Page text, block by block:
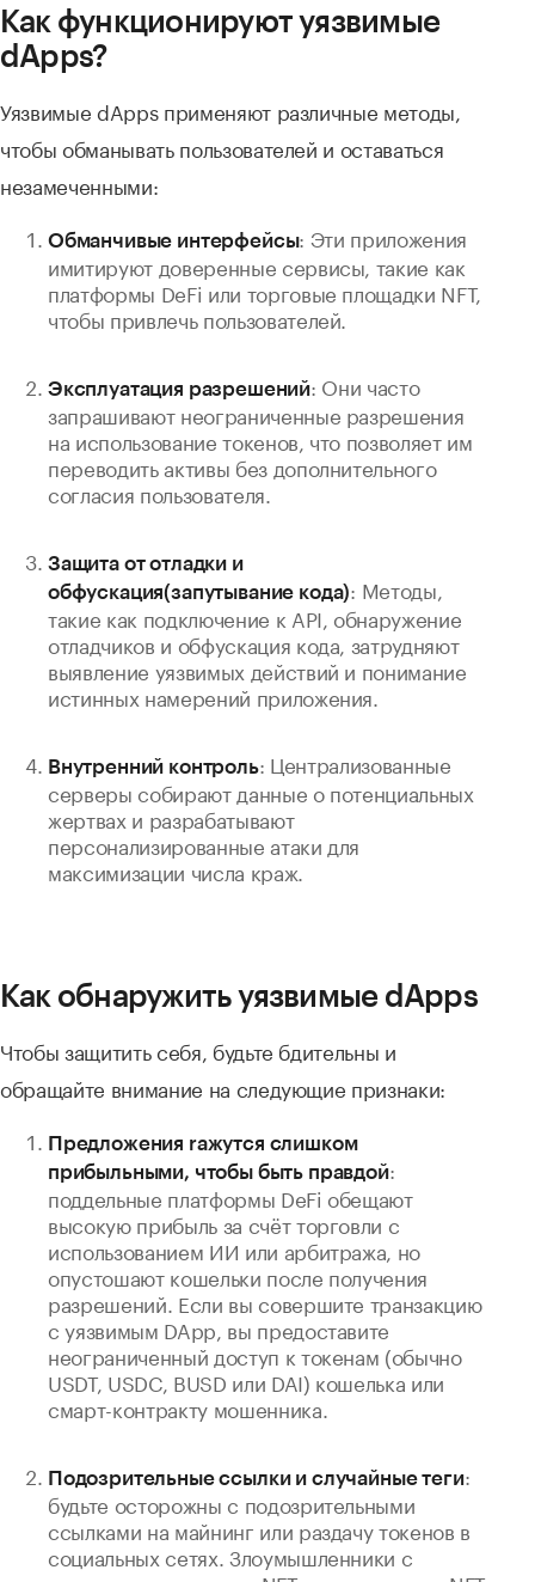
Как функционируют уязвимые
dApps?
Уязвимые dApps применяют различные методы,
чтобы обманывать пользователей и оставаться
незамеченными:
Обманчивые интерфейсы: Эти приложения
имитируют доверенные сервисы, такие как
платформы DeFi или торговые площадки NFT,
чтобы привлечь пользователей.
Эксплуатация разрешений: Они часто
запрашивают неограниченные разрешения
на использование токенов, что позволяет им
переводить активы без дополнительного
согласия пользователя.
Защита от отладки и
обфускация(запутывание кода): Методы,
такие как подключение к API, обнаружение
отладчиков и обфускация кода, затрудняют
выявление уязвимых действий и понимание
истинных намерений приложения.
Внутренний контроль: Централизованные
серверы собирают данные о потенциальных
жертвах и разрабатывают
персонализированные атаки для
максимизации числа краж.
Как обнаружить уязвимые dApps
Чтобы защитить себя, будьте бдительны и
обращайте внимание на следующие признаки:
Предложения rажутся слишком
прибыльными, чтобы быть правдой:
поддельные платформы DeFi обещают
высокую прибыль за счёт торговли с
использованием ИИ или арбитража, но
опустошают кошельки после получения
разрешений. Если вы совершите транзакцию
с уязвимым DApp, вы предоставите
неограниченный доступ к токенам (обычно
USDT, USDC, BUSD или DAI) кошелька или
смарт-контракту мошенника.
Подозрительные ссылки и случайные теги:
будьте осторожны с подозрительными
ссылками на майнинг или раздачу токенов в
социальных сетях. Злоумышленники с